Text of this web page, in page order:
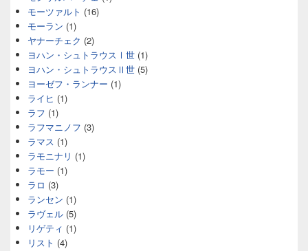
モーツァルト (16)
モーラン (1)
ヤナーチェク (2)
ヨハン・シュトラウスⅠ世 (1)
ヨハン・シュトラウスⅡ世 (5)
ヨーゼフ・ランナー (1)
ライヒ (1)
ラフ (1)
ラフマニノフ (3)
ラマス (1)
ラモニナリ (1)
ラモー (1)
ラロ (3)
ランセン (1)
ラヴェル (5)
リゲティ (1)
リスト (4)